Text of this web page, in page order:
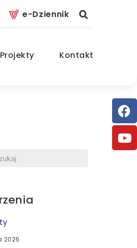
e-Dziennik
Projekty Kontakt
2026